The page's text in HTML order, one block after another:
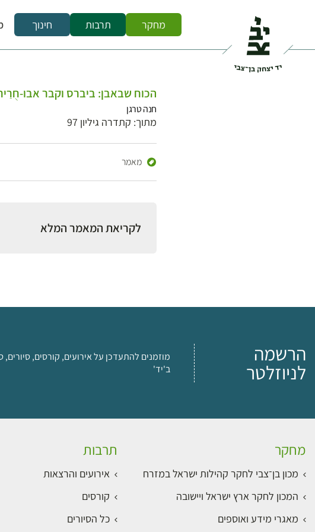
מחקר תרבות חינוך
הכוח שבאבן: ביברס וקבר אבו-
חנה טרגן
מתוך: קתדרה גיליון 97
מאמר
לקריאת המאמר המלא
הרשמה
לניוזלטר
מוזמנים להתעדכן על אירועים, קורסים,
ב'יד'
מחקר
מכון בן־צבי לחקר קהילות ישראל במזרח
המכון לחקר ארץ ישראל ויישובה
מאגרי מידע ואוספים
תרבות
אירועים והרצאות
קורסים
כל הסיורים